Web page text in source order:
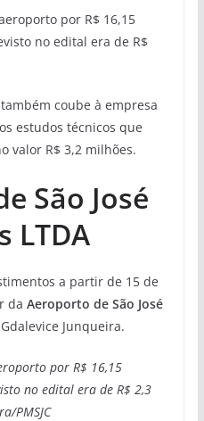
por R$ 16,15
no edital era de R$
coube à empresa
estudos técnicos que
valor R$ 3,2 milhões.
São José
LTDA
a partir de 15 de
da Aeroporto de São José
Junqueira.
por R$ 16,15
no edital era de R$ 2,3
PMSJC